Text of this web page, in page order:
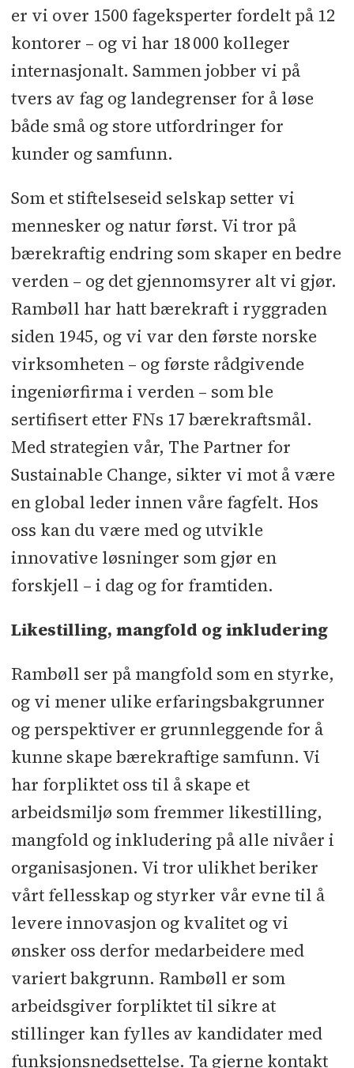
er vi over 1500 fageksperter fordelt på 12
kontorer – og vi har 18 000 kolleger
internasjonalt. Sammen jobber vi på
tvers av fag og landegrenser for å løse
både små og store utfordringer for
kunder og samfunn.
Som et stiftelseseid selskap setter vi
mennesker og natur først. Vi tror på
bærekraftig endring som skaper en bedre
verden – og det gjennomsyrer alt vi gjør.
Rambøll har hatt bærekraft i ryggraden
siden 1945, og vi var den første norske
virksomheten – og første rådgivende
ingeniørfirma i verden – som ble
sertifisert etter FNs 17 bærekraftsmål.
Med strategien vår, The Partner for
Sustainable Change, sikter vi mot å være
en global leder innen våre fagfelt. Hos
oss kan du være med og utvikle
innovative løsninger som gjør en
forskjell – i dag og for framtiden.
Likestilling, mangfold og inkludering
Rambøll ser på mangfold som en styrke,
og vi mener ulike erfaringsbakgrunner
og perspektiver er grunnleggende for å
kunne skape bærekraftige samfunn. Vi
har forpliktet oss til å skape et
arbeidsmiljø som fremmer likestilling,
mangfold og inkludering på alle nivåer i
organisasjonen. Vi tror ulikhet beriker
vårt fellesskap og styrker vår evne til å
levere innovasjon og kvalitet og vi
ønsker oss derfor medarbeidere med
variert bakgrunn. Rambøll er som
arbeidsgiver forpliktet til sikre at
stillinger kan fylles av kandidater med
funksjonsnedsettelse. Ta gjerne kontakt